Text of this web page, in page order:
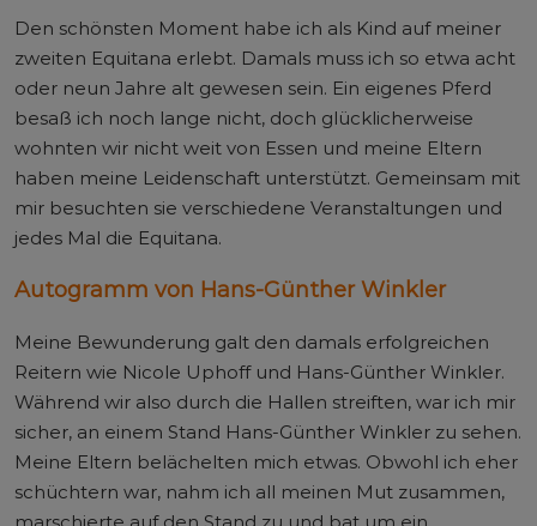
Den schönsten Moment habe ich als Kind auf meiner
zweiten Equitana erlebt. Damals muss ich so etwa acht
oder neun Jahre alt gewesen sein. Ein eigenes Pferd
besaß ich noch lange nicht, doch glücklicherweise
wohnten wir nicht weit von Essen und meine Eltern
haben meine Leidenschaft unterstützt. Gemeinsam mit
mir besuchten sie verschiedene Veranstaltungen und
jedes Mal die Equitana.
Autogramm von Hans-Günther Winkler
Meine Bewunderung galt den damals erfolgreichen
Reitern wie Nicole Uphoff und Hans-Günther Winkler.
Während wir also durch die Hallen streiften, war ich mir
sicher, an einem Stand Hans-Günther Winkler zu sehen.
Meine Eltern belächelten mich etwas. Obwohl ich eher
schüchtern war, nahm ich all meinen Mut zusammen,